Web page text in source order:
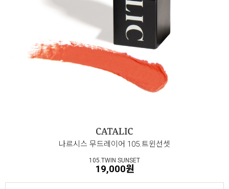
나르시스 무드레이어 105.트윈선셋
105.TWIN SUNSET
19,000원